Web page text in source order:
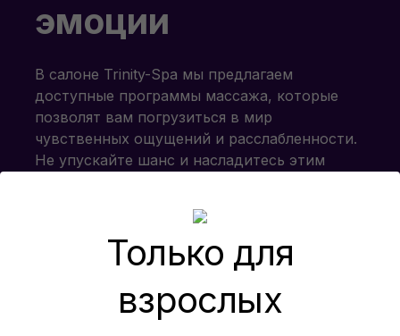
эмоции
В салоне Trinity-Spa мы предлагаем
доступные программы массажа, которые
позволят вам погрузиться в мир
чувственных ощущений и расслабленности.
Не упускайте шанс и насладитесь этим
Наши программы
Только для
взрослых